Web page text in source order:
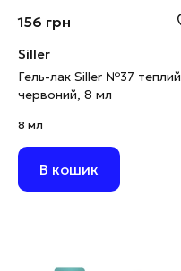
156 грн
Siller
Гель-лак Siller №37 теплий
червоний, 8 мл
8 мл
В кошик